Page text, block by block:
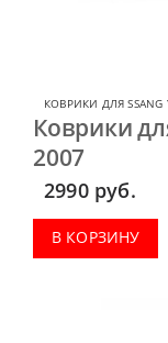
КОВРИКИ ДЛЯ SSANG
Коврики
2007
2990 руб.
В КОРЗИНУ